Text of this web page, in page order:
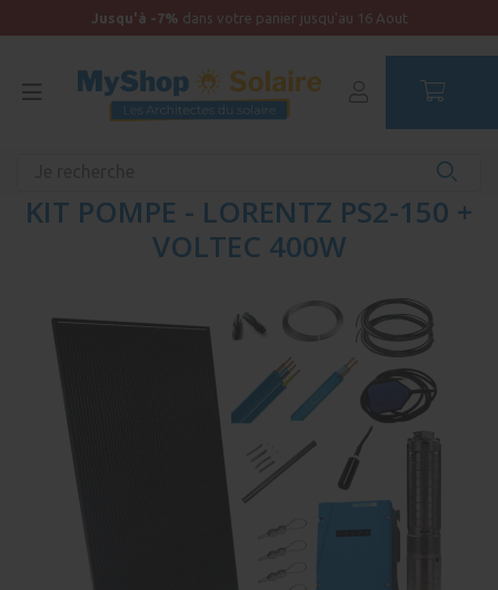
Jusqu'à -7% dans votre panier jusqu'au 16 Aout
KIT POMPE - LORENTZ PS2-150 +
VOLTEC 400W